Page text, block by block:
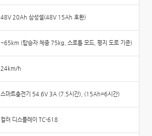
48V 20Ah 삼성셀(48V 15Ah 호환)
~65km (탑승자 체중 75kg, 스로틀 모드, 평지 도로 기준)
24km/h
스마트충전기 54.6V 3A (7.5시간), (15Ah=6시간)
컬러 디스플레이 TC-618